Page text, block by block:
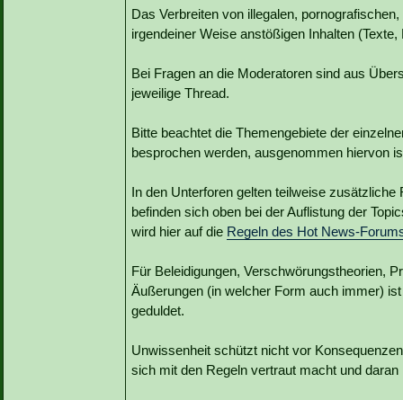
Das Verbreiten von illegalen,
irgendeiner Weise anstößigen Inhalten
Bei Fragen an die Moderatoren sind aus
jeweilige Thread.
Bitte beachtet die Themengebiete der
besprochen werden, ausgenommen hiervon
In den Unterforen gelten teilweise
befinden sich oben bei der Auflistung der
wird hier auf die Regeln des Hot News-
Für Beleidigungen, Verschwörungstheorien,
Äußerungen (in welcher Form auch immer)
geduldet.
Unwissenheit schützt nicht vor
sich mit den Regeln vertraut macht und daran